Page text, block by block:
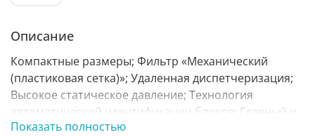
Описание
Компактные размеры; Фильтр «Механический
(пластиковая сетка)»; Удаленная диспетчеризация;
Высокое статическое давление; Технология
автоматической идентификации блоков; Главный и
вспомогательный проводной пульт;
Показать полностью